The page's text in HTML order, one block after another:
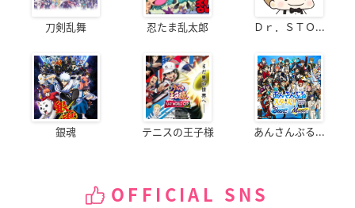
刀剣乱舞 忍たま乱太郎 Ｄｒ．ＳＴＯ...
銀魂 テニスの王子様 あんさんぶる...
OFFICIAL SNS